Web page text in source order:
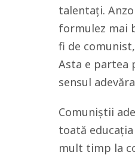
talentați.
formulez mai
fi de
Asta e partea
sensul
Comuniștii
toată
mult timp la